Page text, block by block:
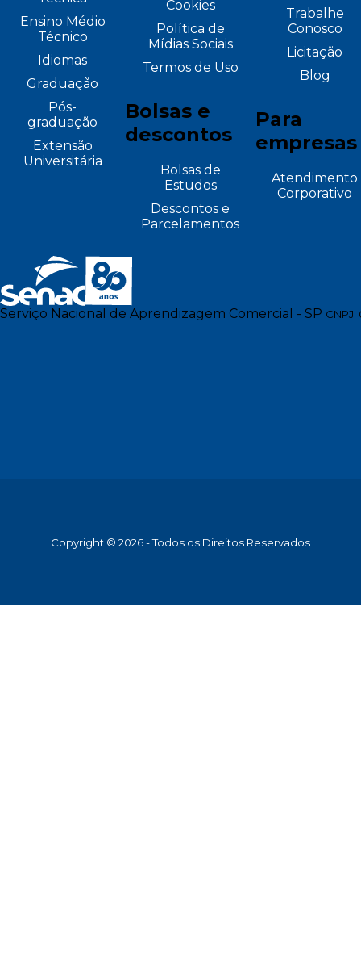
Ensino Médio
Técnico
Idiomas
Graduação
Pós-
graduação
Extensão
Universitária
Cookies
Política de
Mídias Sociais
Termos de Uso
Bolsas e
descontos
Bolsas de
Estudos
Descontos e
Parcelamentos
Trabalhe
Conosco
Licitação
Blog
Para
empresas
Atendimento
Corporativo
Serviço Nacional de Aprendizagem Comercial - SP
Copyright © 2026 - Todos os Direitos Reservados